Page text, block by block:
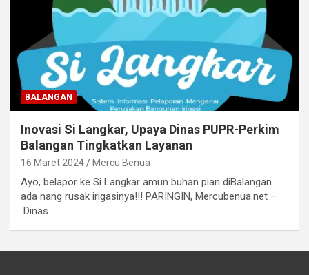
BALANGAN
Inovasi Si Langkar, Upaya Dinas PUPR-Perkim
Balangan Tingkatkan Layanan
16 Maret 2024 Mercu Benua
Ayo, belapor ke Si Langkar amun buhan pian diBalangan
ada nang rusak irigasinya!!! PARINGIN, Mercubenua.net –
Dinas…